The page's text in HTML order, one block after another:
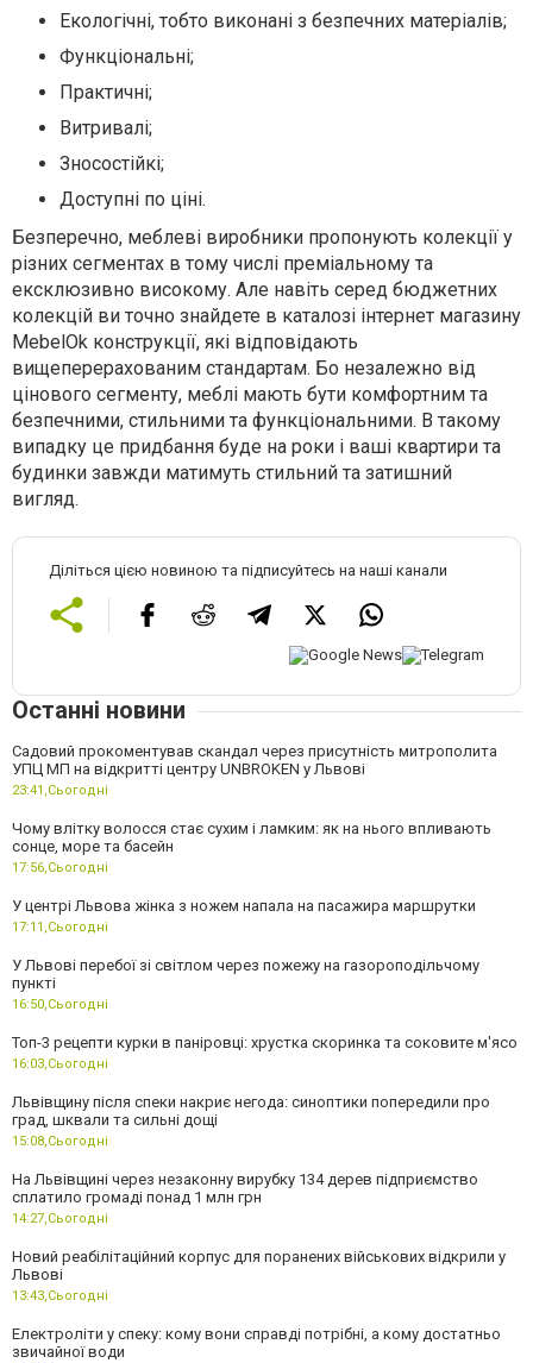
Екологічні, тобто виконані з безпечних матеріалів;
Функціональні;
Практичні;
Витривалі;
Зносостійкі;
Доступні по ціні.
Безперечно, меблеві виробники пропонують колекції у
різних сегментах в тому числі преміальному та
ексклюзивно високому. Але навіть серед бюджетних
колекцій ви точно знайдете в каталозі інтернет магазину
MebelOk конструкції, які відповідають
вищеперерахованим стандартам. Бо незалежно від
цінового сегменту, меблі мають бути комфортним та
безпечними, стильними та функціональними. В такому
випадку це придбання буде на роки і ваші квартири та
будинки завжди матимуть стильний та затишний
вигляд.
Діліться цією новиною та підписуйтесь на наші канали
Останні новини
Садовий прокоментував скандал через присутність митрополита
УПЦ МП на відкритті центру UNBROKEN у Львові
23:41, Сьогодні
Чому влітку волосся стає сухим і ламким: як на нього впливають
сонце, море та басейн
17:56, Сьогодні
У центрі Львова жінка з ножем напала на пасажира маршрутки
17:11, Сьогодні
У Львові перебої зі світлом через пожежу на газороподільчому
пункті
16:50, Сьогодні
Топ-3 рецепти курки в паніровці: хрустка скоринка та соковите м'ясо
16:03, Сьогодні
Львівщину після спеки накриє негода: синоптики попередили про
град, шквали та сильні дощі
15:08, Сьогодні
На Львівщині через незаконну вирубку 134 дерев підприємство
сплатило громаді понад 1 млн грн
14:27, Сьогодні
Новий реабілітаційний корпус для поранених військових відкрили у
Львові
13:43, Сьогодні
Електроліти у спеку: кому вони справді потрібні, а кому достатньо
звичайної води